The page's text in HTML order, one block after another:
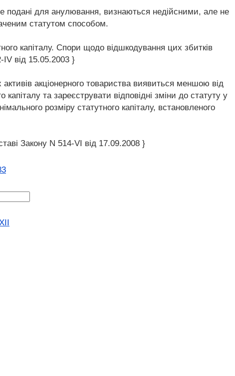
подані для анулювання, визнаються недійсними, але не
статутом способом.
капіталу. Спори щодо відшкодування цих збитків
IV від 15.05.2003 }
активів акціонерного товариства виявиться меншою від
та зареєструвати відповідні зміни до статуту у
розміру статутного капіталу, встановленого
Закону N 514-VI від 17.09.2008 }